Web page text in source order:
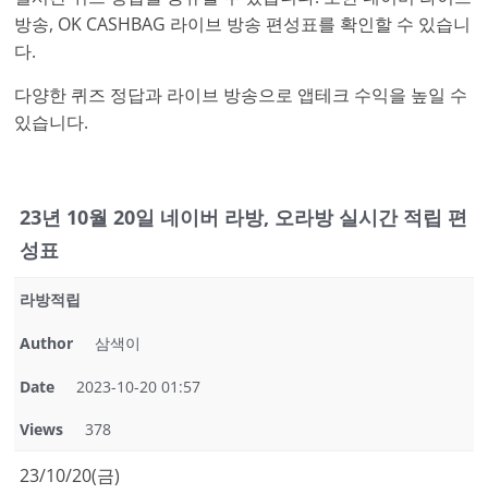
방송, OK CASHBAG 라이브 방송 편성표를 확인할 수 있습니
다.
다양한 퀴즈 정답과 라이브 방송으로 앱테크 수익을 높일 수
있습니다.
23년 10월 20일 네이버 라방, 오라방 실시간 적립 편
성표
라방적립
Author 삼색이
Date 2023-10-20 01:57
Views 378
23/10/20(금)